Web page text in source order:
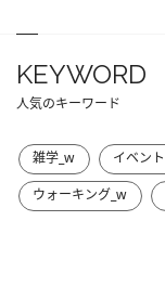
KEYWORD
人気のキーワード
雑学_w イベント
ウォーキング_w